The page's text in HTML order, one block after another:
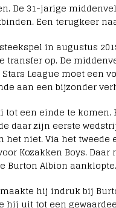
De 31-jarige
Een terugkeer
in augustus
transfer op. De
League moet een
aan een bijzonder
tot een einde te komen.
daar zijn eerste
niet. Via het tweede
Kozakken Boys.
Burton Albion aanklopte.
hij indruk bij
uit tot een